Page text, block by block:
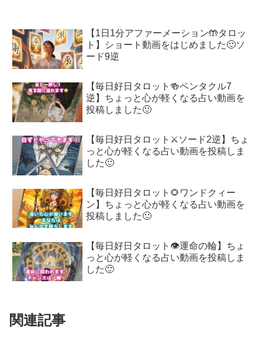
【1日1分アファーメーション🤲タロッ
ト】ショート動画をはじめました🙂ソ
ード9逆
【毎日好日タロット🍻ペンタクル7
逆】ちょっと心が軽くなる占い動画を
投稿しました🙂
【毎日好日タロット⚔️ソード2逆】ちょ
っと心が軽くなる占い動画を投稿しま
した🙂
【毎日好日タロット🌻ワンドクィー
ン】ちょっと心が軽くなる占い動画を
投稿しました🙂
【毎日好日タロット👁️運命の輪】ちょ
っと心が軽くなる占い動画を投稿しま
した🙂
関連記事